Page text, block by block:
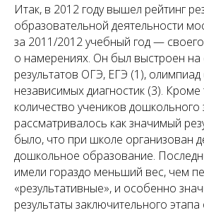
Итак, в 2012 году вышел рейтинг
образовательной деятельности
за 2011/2012 учебный год —
о намерениях. Он был выстроен на
результатов ОГЭ, ЕГЭ (1),
независимых диагностик (3).
количество учеников дошкольного
рассматривалось как значимый
было, что при школе организован
дошкольное образование.
имели гораздо меньший вес, чем
«результативные», и особенно
результаты заключительного